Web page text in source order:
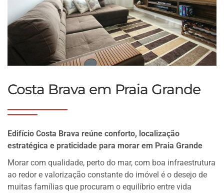
Costa Brava em Praia Grande
Edifício Costa Brava reúne conforto, localização
estratégica e praticidade para morar em Praia Grande
Morar com qualidade, perto do mar, com boa infraestrutura
ao redor e valorização constante do imóvel é o desejo de
muitas famílias que procuram o equilíbrio entre vida